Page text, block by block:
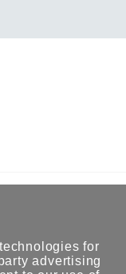
for
advertising